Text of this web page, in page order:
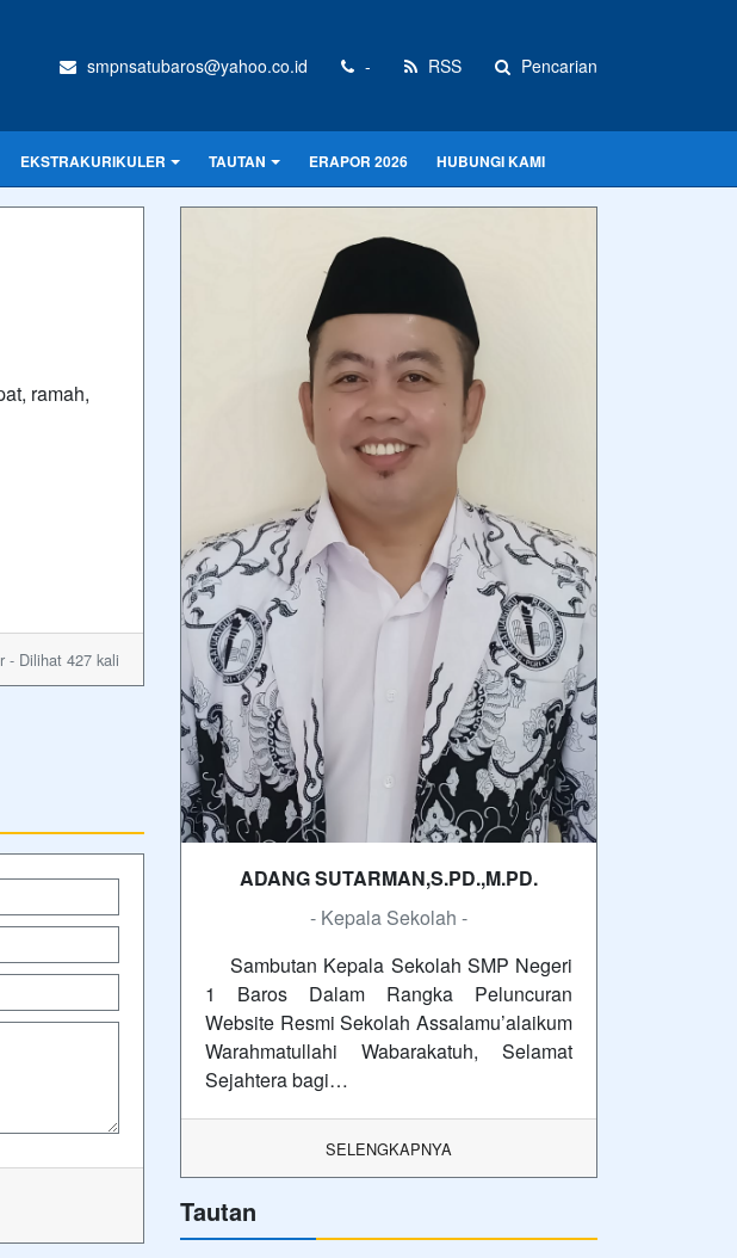
smpnsatubaros@yahoo.co.id - RSS Pencarian
EKSTRAKURIKULER TAUTAN ERAPOR 2026 HUBUNGI KAMI
ramah,
- Dilihat 427 kali
ADANG SUTARMAN,S.PD.,M.PD.
- Kepala Sekolah -
Sambutan Kepala Sekolah SMP Negeri
1 Baros Dalam Rangka Peluncuran
Website Resmi Sekolah Assalamu’alaikum
Warahmatullahi Wabarakatuh, Selamat
Sejahtera bagi…
SELENGKAPNYA
Tautan